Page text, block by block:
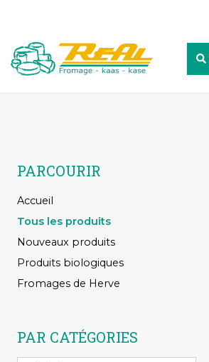
PARCOURIR
Accueil
Tous les produits
Nouveaux produits
Produits biologiques
Fromages de Herve
PAR CATÉGORIES